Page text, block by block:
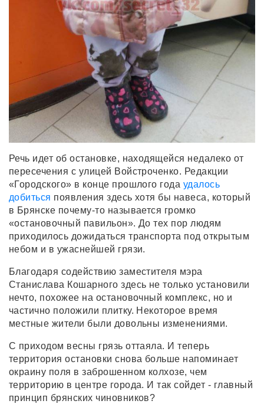
Речь идет об остановке, находящейся недалеко от
пересечения с улицей Войстроченко. Редакции
«Городского» в конце прошлого года удалось
добиться появления здесь хотя бы навеса, который
в Брянске почему-то называется громко
«остановочный павильон». До тех пор людям
приходилось дожидаться транспорта под открытым
небом и в ужаснейшей грязи.
Благодаря содействию заместителя мэра
Станислава Кошарного здесь не только установили
нечто, похожее на остановочный комплекс, но и
частично положили плитку. Некоторое время
местные жители были довольны изменениями.
С приходом весны грязь оттаяла. И теперь
территория остановки снова больше напоминает
окраину поля в заброшенном колхозе, чем
территорию в центре города. И так сойдет - главный
принцип брянских чиновников?